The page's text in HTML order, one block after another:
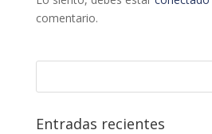
comentario.
Entradas recientes